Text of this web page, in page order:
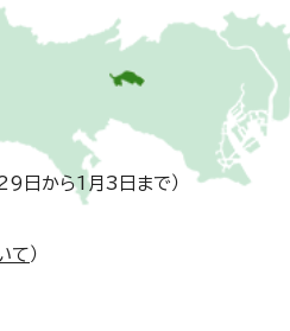
29日から1月3日まで）
て ）